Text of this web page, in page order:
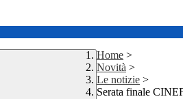
Home >
Novità >
Le notizie >
Serata finale